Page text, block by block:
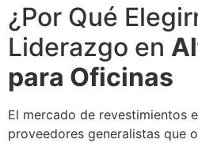
¿Por Qué
Liderazgo en
para Oficinas
El mercado de revestimientos
proveedores generalistas que